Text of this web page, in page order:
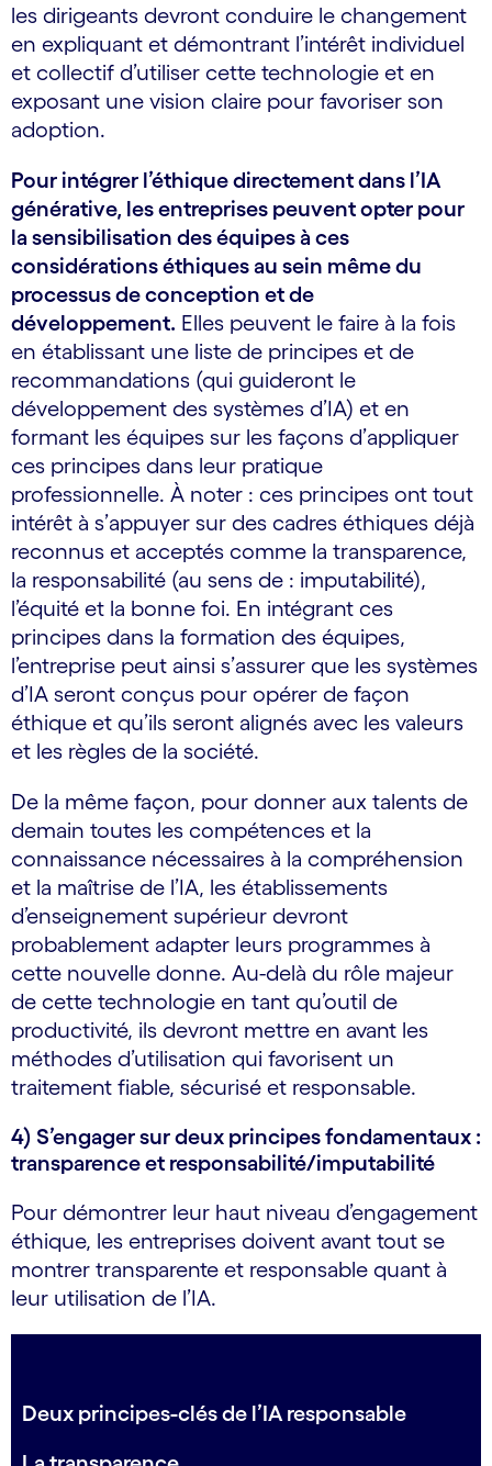
les dirigeants devront conduire le changement
en expliquant et démontrant l’intérêt individuel
et collectif d’utiliser cette technologie et en
exposant une vision claire pour favoriser son
adoption.
Pour intégrer l’éthique directement dans l’IA
générative, les entreprises peuvent opter pour
la sensibilisation des équipes à ces
considérations éthiques au sein même du
processus de conception et de
développement. Elles peuvent le faire à la fois
en établissant une liste de principes et de
recommandations (qui guideront le
développement des systèmes d’IA) et en
formant les équipes sur les façons d’appliquer
ces principes dans leur pratique
professionnelle. À noter : ces principes ont tout
intérêt à s’appuyer sur des cadres éthiques déjà
reconnus et acceptés comme la transparence,
la responsabilité (au sens de : imputabilité),
l’équité et la bonne foi. En intégrant ces
principes dans la formation des équipes,
l’entreprise peut ainsi s’assurer que les systèmes
d’IA seront conçus pour opérer de façon
éthique et qu’ils seront alignés avec les valeurs
et les règles de la société.
De la même façon, pour donner aux talents de
demain toutes les compétences et la
connaissance nécessaires à la compréhension
et la maîtrise de l’IA, les établissements
d’enseignement supérieur devront
probablement adapter leurs programmes à
cette nouvelle donne. Au-delà du rôle majeur
de cette technologie en tant qu’outil de
productivité, ils devront mettre en avant les
méthodes d’utilisation qui favorisent un
traitement fiable, sécurisé et responsable.
4) S’engager sur deux principes fondamentaux :
transparence et responsabilité/imputabilité
Pour démontrer leur haut niveau d’engagement
éthique, les entreprises doivent avant tout se
montrer transparente et responsable quant à
leur utilisation de l’IA.
Deux principes-clés de l’IA responsable